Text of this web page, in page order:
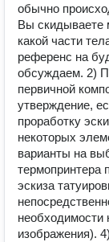
обычно
Вы скидываете
какой части
референс на
обсуждаем. 2)
первичной
утверждение,
проработку
некоторых
варианты на
термопринтера
эскиза
необходимости
изображения).